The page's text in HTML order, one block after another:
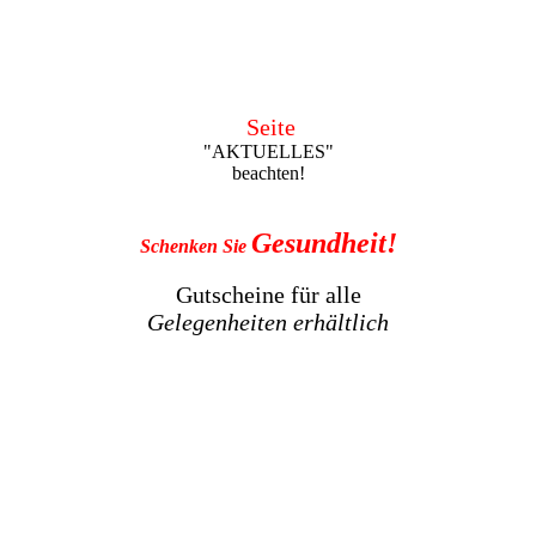
Seite
"AKTUELLES"
beachten!
Schenken Sie Gesundheit!
Gutscheine für alle
Gelegenheiten erhältlich